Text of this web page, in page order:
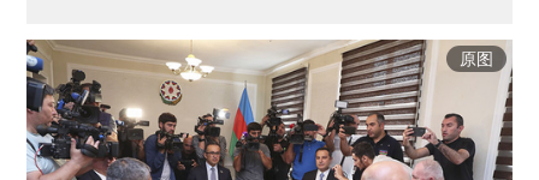
原图